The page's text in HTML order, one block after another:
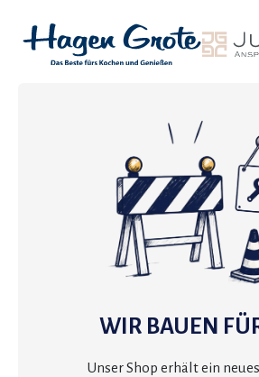
WIR BAUEN
Unser Shop erhält ein